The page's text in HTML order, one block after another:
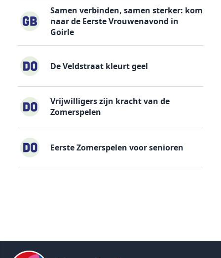
Samen verbinden, samen sterker: kom
naar de Eerste Vrouwenavond in
Goirle
De Veldstraat kleurt geel
Vrijwilligers zijn kracht van de
Zomerspelen
Eerste Zomerspelen voor senioren